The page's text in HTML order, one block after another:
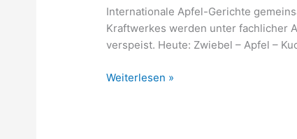
Internationale Apfel-Gerichte
Kraftwerkes werden unter fachlicher
verspeist. Heute: Zwiebel – Apfel –
GELEBTE
NACHBARSCHAFT
Weiterlesen »